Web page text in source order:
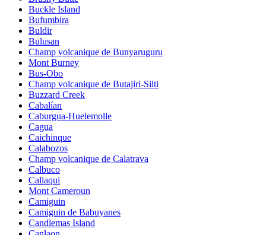
Buckle Island
Bufumbira
Buldir
Bulusan
Champ volcanique de Bunyaruguru
Mont Burney
Bus-Obo
Champ volcanique de Butajiri-Silti
Buzzard Creek
Cabalían
Caburgua-Huelemolle
Cagua
Caichinque
Calabozos
Champ volcanique de Calatrava
Calbuco
Callaqui
Mont Cameroun
Camiguin
Camiguin de Babuyanes
Candlemas Island